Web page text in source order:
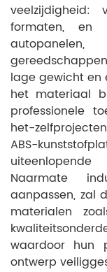
formaten, en
lage gewicht en
het materiaal
professionele
het-
ABS-
Naarmate
aanpassen, zal
materialen
waardoor hun
ontwerp